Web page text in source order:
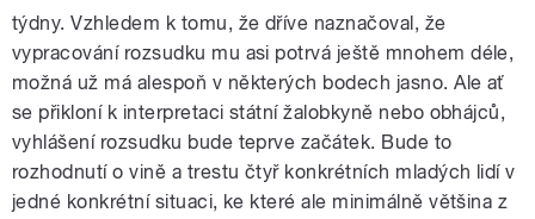
týdny. Vzhledem k tomu, že dříve naznačoval, že
vypracování rozsudku mu asi potrvá ještě mnohem déle,
možná už má alespoň v některých bodech jasno. Ale ať
se přikloní k interpretaci státní žalobkyně nebo obhájců,
vyhlášení rozsudku bude teprve začátek. Bude to
rozhodnutí o vině a trestu čtyř konkrétních mladých lidí v
jedné konkrétní situaci, ke které ale minimálně většina z